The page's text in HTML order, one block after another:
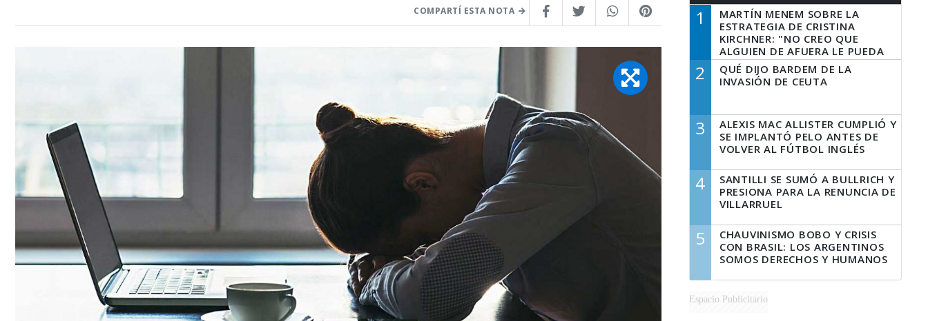
COMPARTÍ ESTA NOTA 1
MARTÍN MENEM SOBRE LA
ESTRATEGIA DE CRISTINA
KIRCHNER: "NO CREO QUE
ALGUIEN DE AFUERA LE PUEDA
DECIR A LA JUSTICIA LO QUE
TIENE QUE HACER"
2
QUÉ DIJO BARDEM DE LA
INVASIÓN DE CEUTA
3
ALEXIS MAC ALLISTER CUMPLIÓ Y
SE IMPLANTÓ PELO ANTES DE
VOLVER AL FÚTBOL INGLÉS
4
SANTILLI SE SUMÓ A BULLRICH Y
PRESIONA PARA LA RENUNCIA DE
VILLARRUEL
5
CHAUVINISMO BOBO Y CRISIS
CON BRASIL: LOS ARGENTINOS
SOMOS DERECHOS Y HUMANOS
Espacio Publicitario